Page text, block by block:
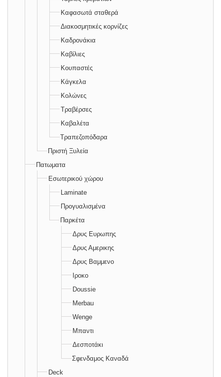
Καφασωτά σταθερά
Διακοσμητικές κορνίζες
Καδρονάκια
Καβίλιες
Κουπαστές
Κάγκελα
Κολώνες
Τραβέρσες
Καβαλέτα
Τραπεζοπόδαρα
Πριστή Ξυλεία
Πατωματα
Εσωτερικού χώρου
Laminate
Προγυαλισμένα
Παρκέτα
Δρυς Ευρωπης
Δρυς Αμερικης
Δρυς Βαμμενο
Ιροκο
Doussie
Merbau
Wenge
Μπαντι
Δεσποτάκι
Σφενδαμος Καναδά
Deck